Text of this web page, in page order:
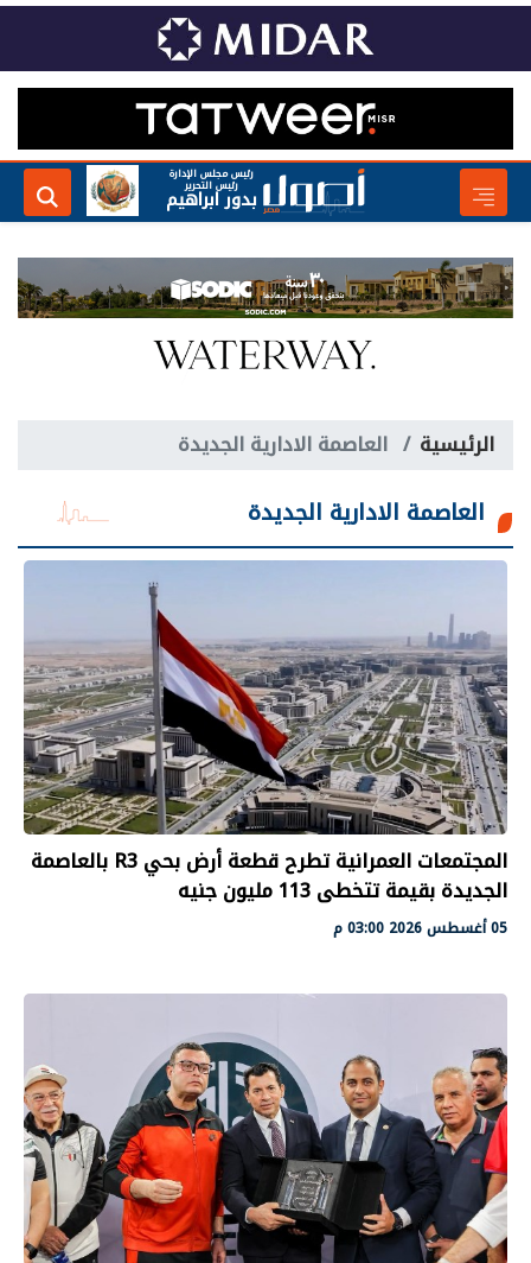
رئيس مجلس الإدارة
رئيس التحرير
بدور ابراهيم
الرئيسية العاصمة الادارية الجديدة
العاصمة الادارية الجديدة
المجتمعات العمرانية تطرح قطعة أرض بحي R3 بالعاصمة
الجديدة بقيمة تتخطى 113 مليون جنيه
05 أغسطس 2026 03:00 م